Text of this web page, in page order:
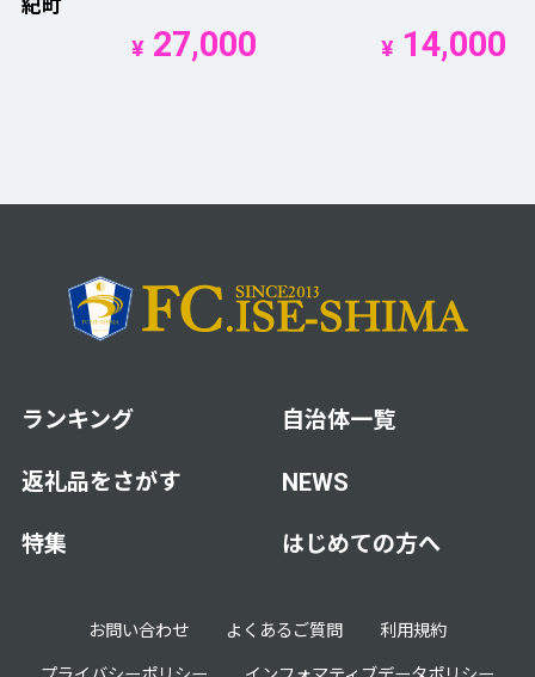
¥ 27,000 ¥ 14,000
ランキング
返礼品をさがす
特集
自治体一覧
NEWS
はじめての方へ
お問い合わせ よくあるご質問
利用規約